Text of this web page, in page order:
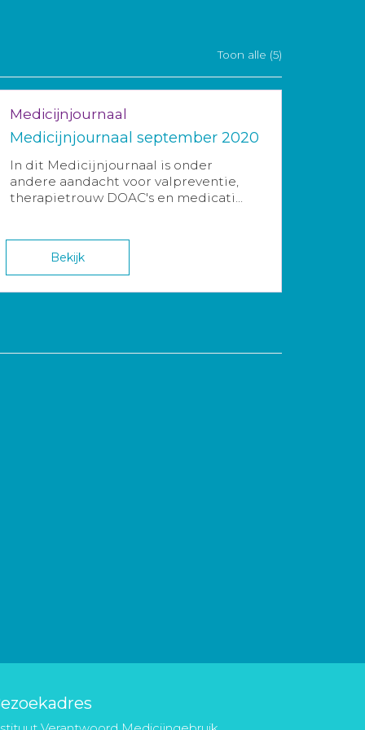
Toon alle (5)
Medicijnjournaal
Medicijnjournaal september 2020
In dit Medicijnjournaal is onder
andere aandacht voor valpreventie,
therapietrouw DOAC's en medicati...
Bekijk